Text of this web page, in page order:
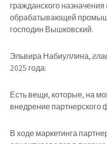
гражданского назначения
обрабатывающей
господин Вышковский.
Эльвира Набиуллина,
2025 года:
Есть вещи, которые, на
внедрение партнерского
В ходе маркетинга